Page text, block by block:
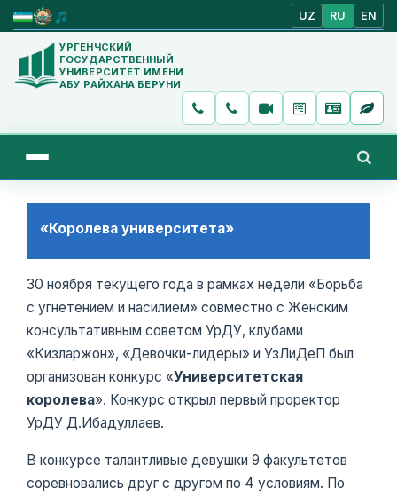
UZ RU EN
УРГЕНЧСКИЙ
ГОСУДАРСТВЕННЫЙ
УНИВЕРСИТЕТ ИМЕНИ
АБУ РАЙХАНА БЕРУНИ
«Королева университета»
30 ноября текущего года в рамках недели «Борьба
с угнетением и насилием» совместно с Женским
консультативным советом УрДУ, клубами
«Кизларжон», «Девочки-лидеры» и УзЛиДеП был
организован конкурс «Университетская
королева». Конкурс открыл первый проректор
УрДУ Д.Ибадуллаев.
В конкурсе талантливые девушки 9 факультетов
соревновались друг с другом по 4 условиям. По